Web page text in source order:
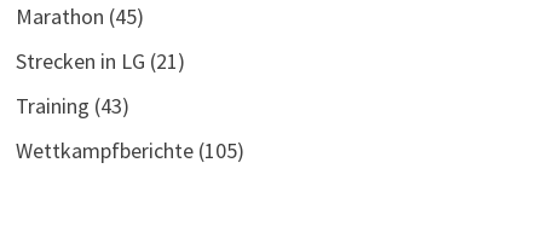
Marathon (45)
Strecken in LG (21)
Training (43)
Wettkampfberichte(105)